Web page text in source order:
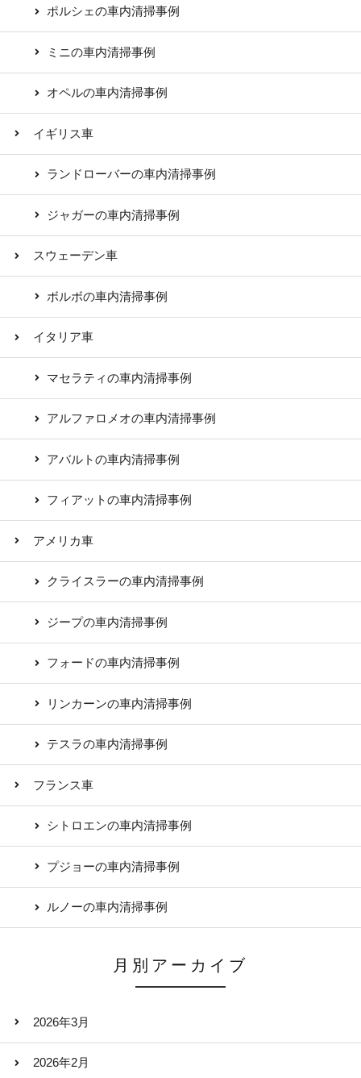
ポルシェの車内清掃事例
ミニの車内清掃事例
オペルの車内清掃事例
イギリス車
ランドローバーの車内清掃事例
ジャガーの車内清掃事例
スウェーデン車
ボルボの車内清掃事例
イタリア車
マセラティの車内清掃事例
アルファロメオの車内清掃事例
アバルトの車内清掃事例
フィアットの車内清掃事例
アメリカ車
クライスラーの車内清掃事例
ジープの車内清掃事例
フォードの車内清掃事例
リンカーンの車内清掃事例
テスラの車内清掃事例
フランス車
シトロエンの車内清掃事例
プジョーの車内清掃事例
ルノーの車内清掃事例
月別アーカイブ
2026年3月
2026年2月